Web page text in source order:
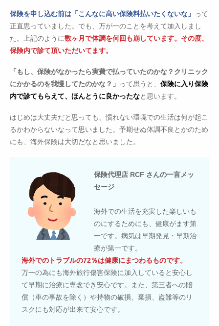
保険を申し込む前は「こんなに高い保険料払いたくないな」 って
正直思っていました。でも、万が一のことを考えて加入しまし
た。上記のように数ヶ月で体調を何回も崩しています。その度、
保険内で診て頂いただいてます。
「もし、保険がなかったら実費で払っていたのかな？クリニック
にかかるのを我慢してたのかな？」 って思うと、 保険に入り保険
内で診てもらえて、ほんとうに良かったなと思います。
はじめは大丈夫だと思っても、慣れない環境での生活は何が起こ
るかわからないなって思いました。予期せぬ体調不良とかのため
にも、海外保険は大切だなと思いました。
保険代理店 RCF さんの一言メッ
セージ
海外での生活を充実した楽しいも
のにするためにも、健康がます第
一です。病気は早期発見・早期治
療が第一です。
海外でのトラブルの72％は健康にまつわるものです。
万一の為にも海外旅行傷害保険に加入していると安心し
て早期に治療に専念でき安心です。また、第三者への賠
償（車の事故を除く）や持物の破損、棄損、盗難等のリ
スクにも対応が出来て安心です。